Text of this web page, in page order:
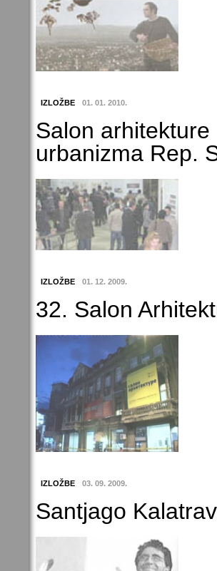
IZLOŽBE 01. 01. 2010.
Salon arhitekture
urbanizma Rep.
IZLOŽBE 01. 12. 2009.
32. Salon
IZLOŽBE 03. 09. 2009.
Santjago